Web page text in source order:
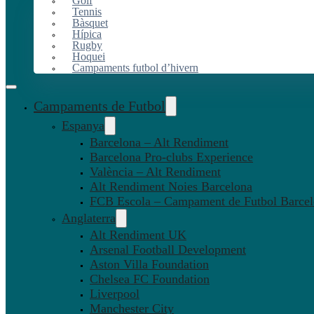
Tennis
Bàsquet
Hípica
Rugby
Hoquei
Campaments futbol d’hivern
Campaments de Futbol
Espanya
Barcelona – Alt Rendiment
Barcelona Pro-clubs Experience
València – Alt Rendiment
Alt Rendiment Noies Barcelona
FCB Escola – Campament de Futbol
Anglaterra
Alt Rendiment UK
Arsenal Football Development
Aston Villa Foundation
Chelsea FC Foundation
Liverpool
Manchester City